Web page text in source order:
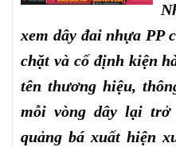
xem dây đai nhựa PP
chặt và cố định kiện
tên thương hiệu,
mỗi vòng dây lại trở
quảng bá xuất hiện